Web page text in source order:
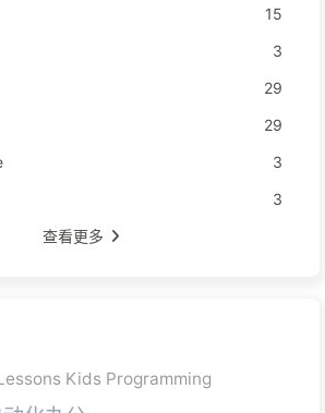
15
3
29
29
3
3
查看更多
Kids Programming